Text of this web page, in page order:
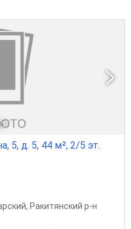
5, д. 5, 44 м², 2/5 эт.
, Ракитянский р-н